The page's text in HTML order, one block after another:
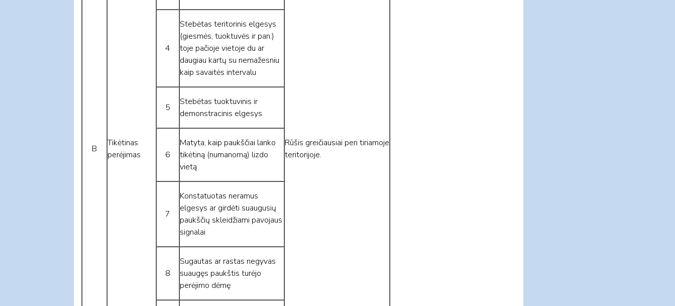
B
Tikėtinas
perėjimas
Rūšis greičiausiai peri tiriamoje
teritorijoje.
4
Stebėtas teritorinis elgesys
(giesmės, tuoktuvės ir pan.)
toje pačioje vietoje du ar
daugiau kartų su nemažesniu
kaip savaitės intervalu
5
Stebėtas tuoktuvinis ir
demonstracinis elgesys
6
Matyta, kaip paukščiai lanko
tikėtiną (numanomą) lizdo
vietą
7
Konstatuotas neramus
elgesys ar girdėti suaugusių
paukščių skleidžiami pavojaus
signalai
8
Sugautas ar rastas negyvas
suaugęs paukštis turėjo
perėjimo dėmę